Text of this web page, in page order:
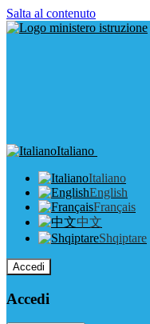
Salta al contenuto
Italiano
Italiano
English
Français
中文
Shqiptare
Accedi
Accedi